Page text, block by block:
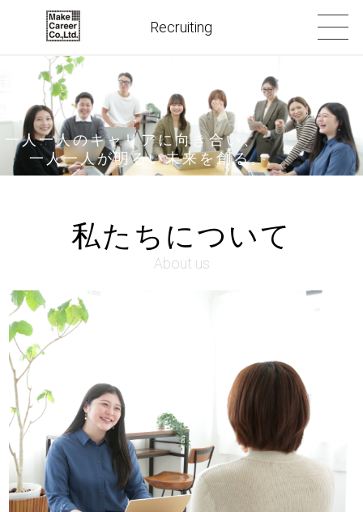
Recruiting
一人一人のキャリアに向き合い、
一人一人が明るい未来を創る。
私たちについて
About us